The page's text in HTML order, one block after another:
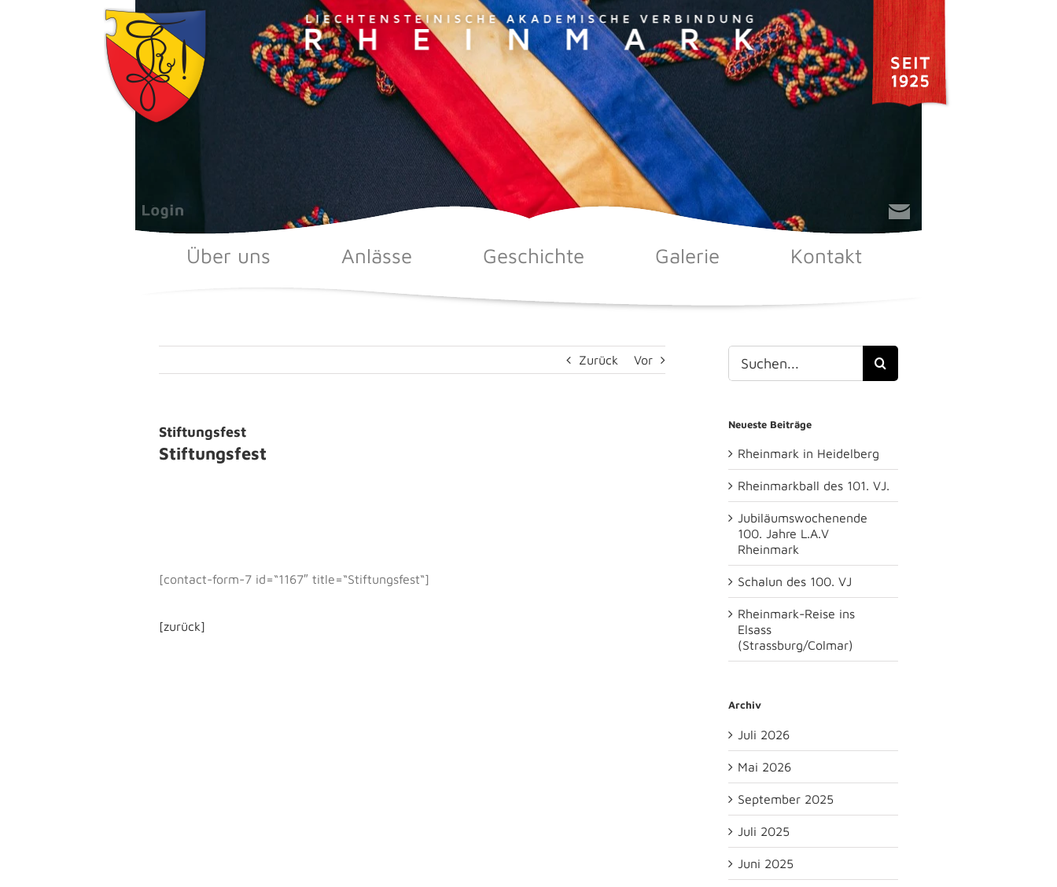
Über uns Anlässe Geschichte Galerie Kontakt
Zurück Vor
Stiftungsfest
Stiftungsfest
[contact-form-7 id=“1167″ title=“Stiftungsfest“]
[zurück]
Suche
nach:
Neueste Beiträge
Rheinmark in Heidelberg
Rheinmarkball des 101. VJ.
Jubiläumswochenende
100. Jahre L.A.V
Rheinmark
Schalun des 100. VJ
Rheinmark-Reise ins
Elsass
(Strassburg/Colmar)
Archiv
Juli 2026
Mai 2026
September 2025
Juli 2025
Juni 2025